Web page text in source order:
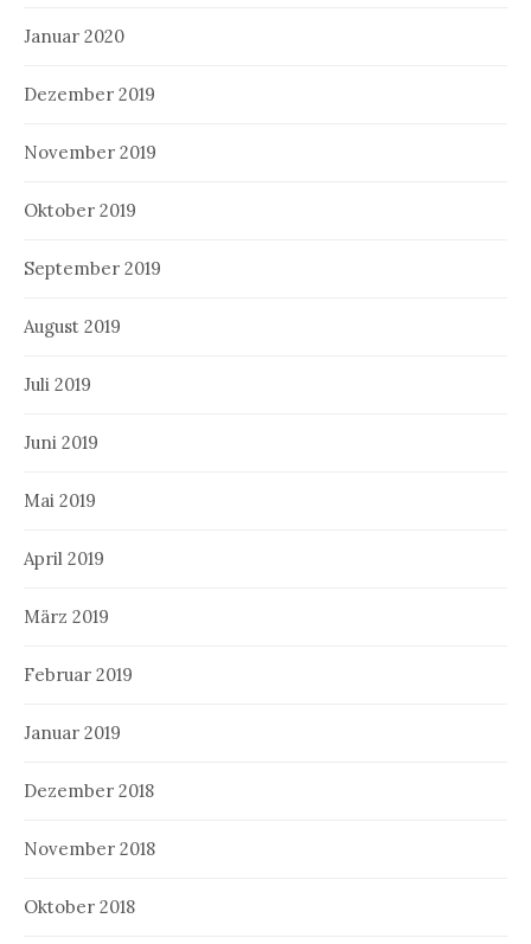
Januar 2020
Dezember 2019
November 2019
Oktober 2019
September 2019
August 2019
Juli 2019
Juni 2019
Mai 2019
April 2019
März 2019
Februar 2019
Januar 2019
Dezember 2018
November 2018
Oktober 2018